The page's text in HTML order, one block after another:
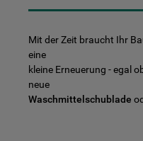
Mit der Zeit braucht Ihr
eine
kleine Erneuerung - egal
neue
Waschmittelschublade